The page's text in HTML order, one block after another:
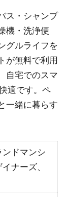
ス・シャンプ
機・洗浄便
グルライフを
が無料で利用
自宅でのスマ
適です。ペ
一緒に暮らす
ンドマンシ
ナーズ、